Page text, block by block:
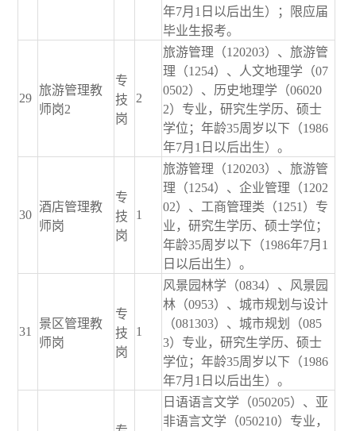
年7月1日以后出生）；限应届
毕业生报考。
29
旅游管理教
师岗2
专
技
岗
2
旅游管理（120203）、旅游管
理（1254）、人文地理学（07
0502）、历史地理学（06020
2）专业，研究生学历、硕士
学位；年龄35周岁以下（1986
年7月1日以后出生）。
30
酒店管理教
师岗
专
技
岗
1
旅游管理（120203）、旅游管
理（1254）、企业管理（1202
02）、工商管理类（1251）专
业，研究生学历、硕士学位；
年龄35周岁以下（1986年7月1
日以后出生）。
31
景区管理教
师岗
专
技
岗
1
风景园林学（0834）、风景园
林（0953）、城市规划与设计
（081303）、城市规划（085
3）专业，研究生学历、硕士
学位；年龄35周岁以下（1986
年7月1日以后出生）。
日语语言文学（050205）、亚
非语言文学（050210）专业，